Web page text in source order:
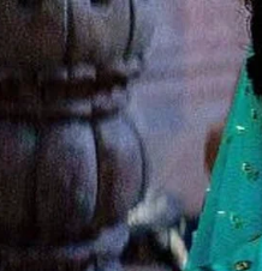
นั้นก็มีกรรมาธิการได้สงวนค
ะสมาชิกสภาผู้แทนราษฏรไ
ะได้มีการแถลงเรื่องดังกล่า
ภาผู้แทนราษฏรซึ่งประธานส
วเรื่องที่ 4
ดูเหมือนว่าสมาชิกสภาผู้แทน
f
o
r
: